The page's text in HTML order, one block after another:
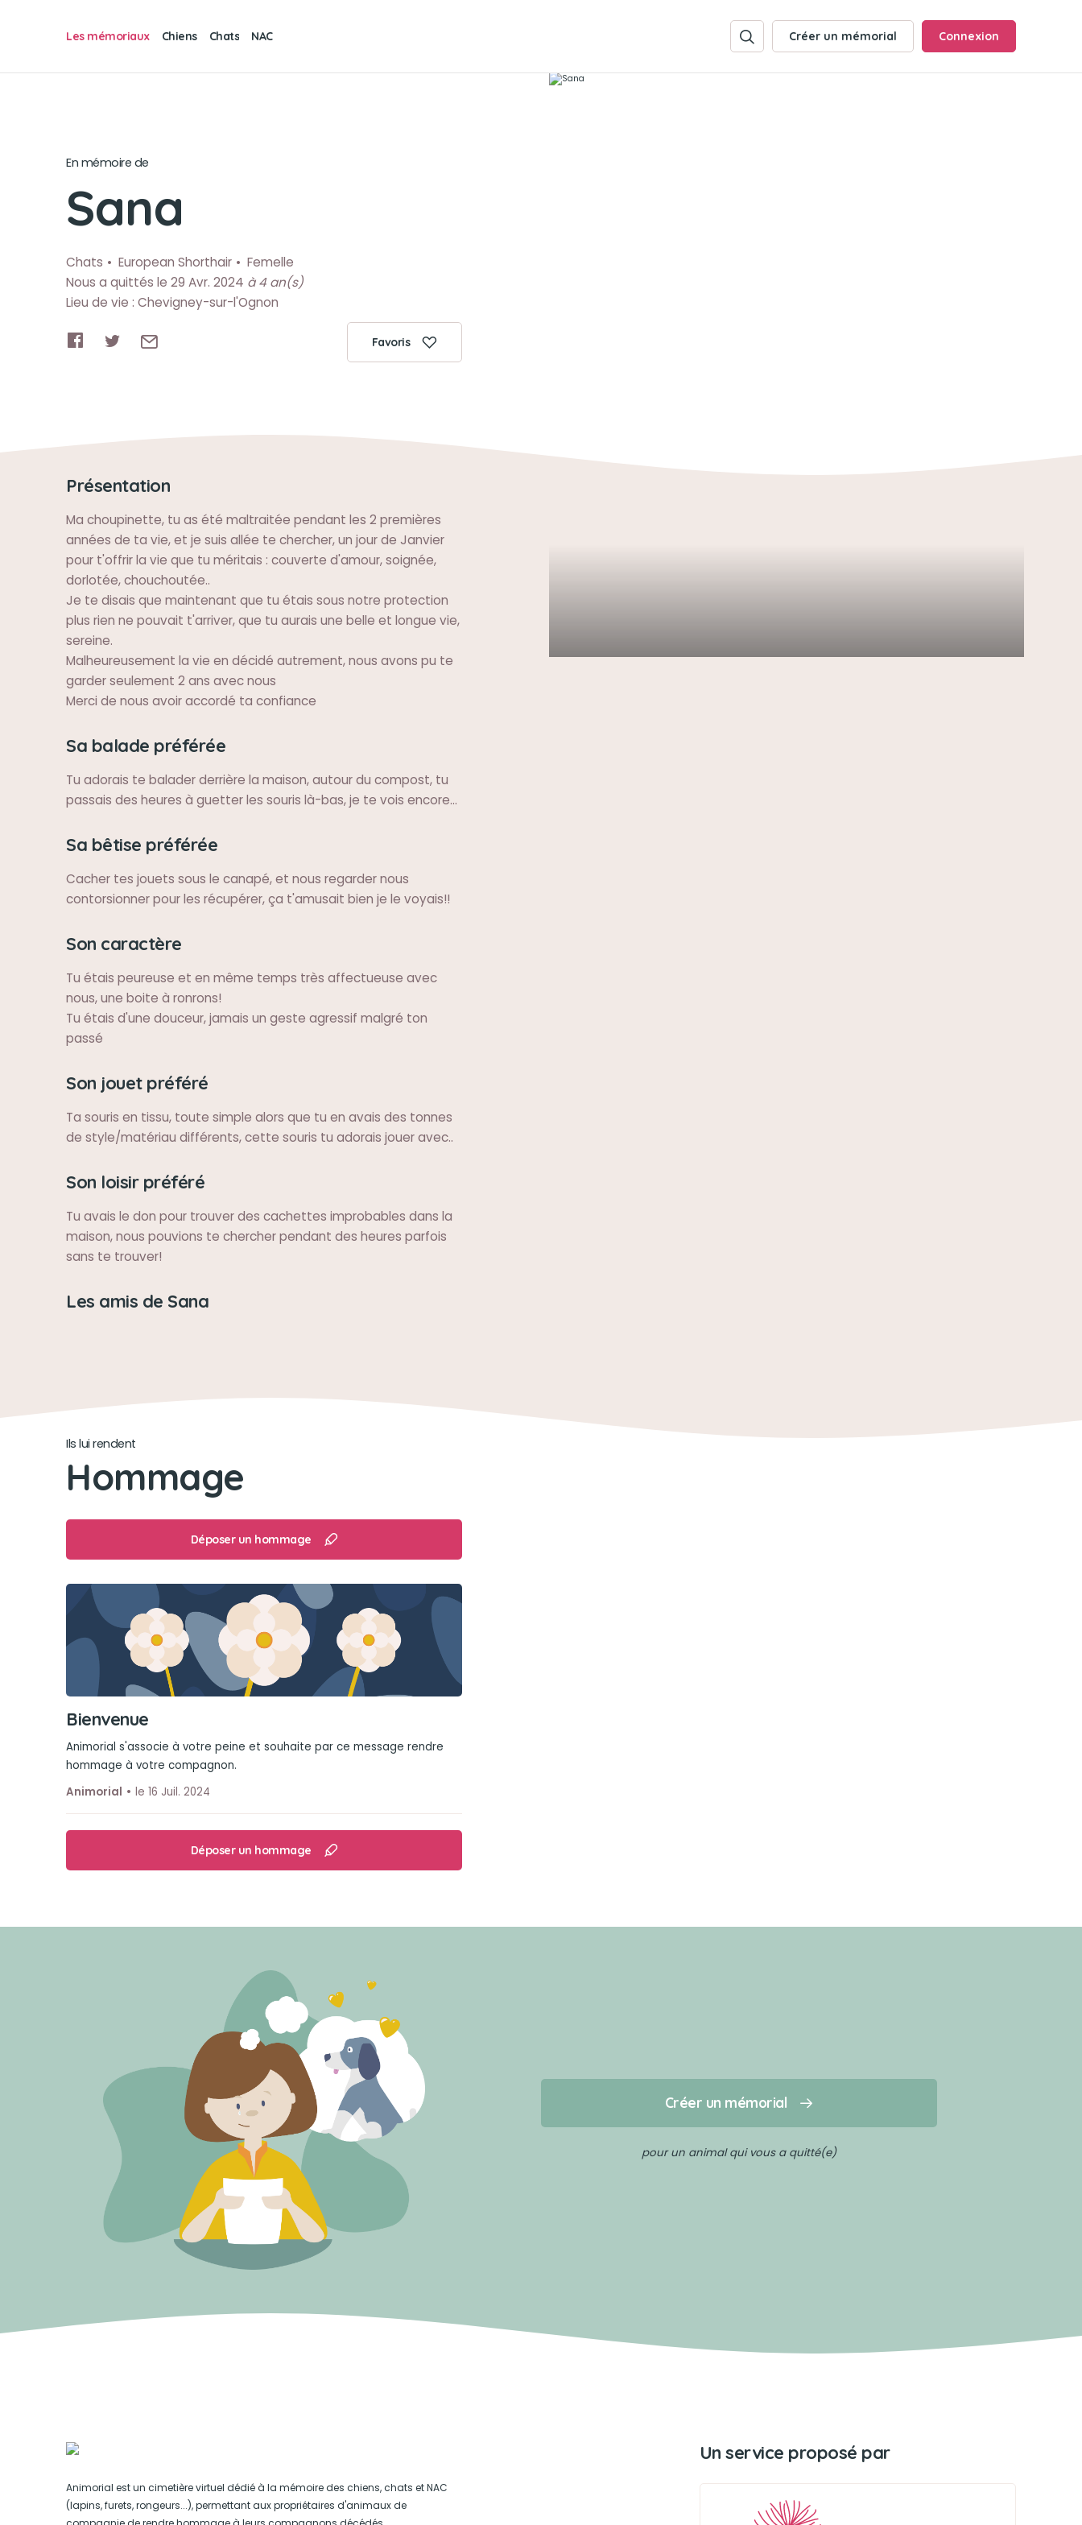
Les mémoriaux Chiens Chats NAC Créer un mémorial Connexion
En mémoire de
Sana
Chats European Shorthair
Femelle
Nous a quittés le 29 Avr. 2024 à 4 an(s)
Lieu de vie : Chevigney-sur-l'Ognon
Favoris
Présentation
Ma choupinette, tu as été maltraitée pendant les 2 premières
années de ta vie, et je suis allée te chercher, un jour de Janvier
pour t'offrir la vie que tu méritais : couverte d'amour, soignée,
dorlotée, chouchoutée..
Je te disais que maintenant que tu étais sous notre protection
plus rien ne pouvait t'arriver, que tu aurais une belle et longue vie,
sereine.
Malheureusement la vie en décidé autrement, nous avons pu te
garder seulement 2 ans avec nous
Merci de nous avoir accordé ta confiance
Sa balade préférée
Tu adorais te balader derrière la maison, autour du compost, tu
passais des heures à guetter les souris là-bas, je te vois encore...
Sa bêtise préférée
Cacher tes jouets sous le canapé, et nous regarder nous
contorsionner pour les récupérer, ça t'amusait bien je le voyais!!
Son caractère
Tu étais peureuse et en même temps très affectueuse avec
nous, une boite à ronrons!
Tu étais d'une douceur, jamais un geste agressif malgré ton
passé
Son jouet préféré
Ta souris en tissu, toute simple alors que tu en avais des tonnes
de style/matériau différents, cette souris tu adorais jouer avec..
Son loisir préféré
Tu avais le don pour trouver des cachettes improbables dans la
maison, nous pouvions te chercher pendant des heures parfois
sans te trouver!
Les amis de Sana
Ils lui rendent
Hommage
Déposer un hommage
Bienvenue
Animorial s'associe à votre peine et souhaite par ce message rendre
hommage à votre compagnon.
Animorial
le 16 Juil. 2024
Déposer un hommage
Créer un mémorial
pour un animal qui vous a quitté(e)
Animorial est un cimetière virtuel dédié à la mémoire des chiens, chats et NAC
(lapins, furets, rongeurs...), permettant aux propriétaires d'animaux de
Un service proposé par